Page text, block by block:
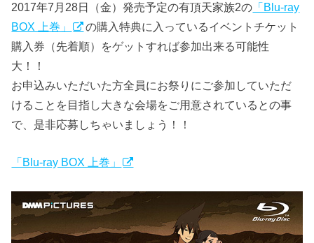
2017年7月28日（金）発売予定の有頂天家族2の 「Blu-ray
BOX 上巻」
の購入特典に入っているイベントチケット
購入券（先着順）をゲットすれば参加出来る可能性
大！！
お申込みいただいた方全員にお祭りにご参加していただ
けることを目指し大きな会場をご用意されているとの事
で、是非応募しちゃいましょう！！
「Blu-ray BOX 上巻」